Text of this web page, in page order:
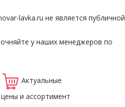
lavka.ru не является публичной
у наших менеджеров по
Актуальные
цены и ассортимент